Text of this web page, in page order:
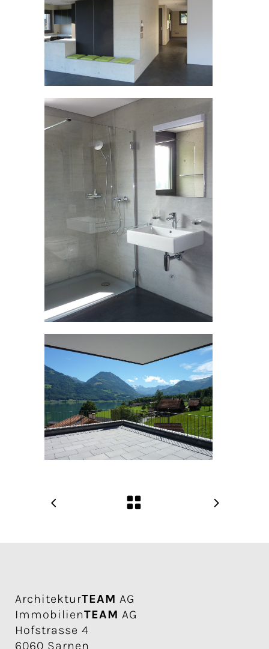
ArchitekturTEAM AG
ImmobilienTEAM AG
Hofstrasse 4
6060 Sarnen